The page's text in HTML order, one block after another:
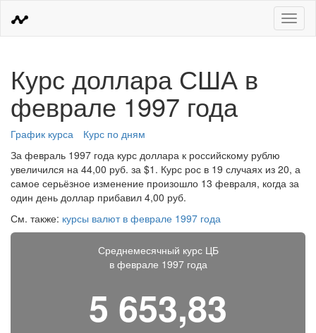
Меню
Курс доллара США в
феврале 1997 года
График курса
Курс по дням
За февраль 1997 года курс доллара к российскому рублю
увеличился на 44,00 руб. за $1. Курс рос в 19 случаях из 20, а
самое серьёзное изменение произошло 13 февраля, когда за
один день доллар прибавил 4,00 руб.
См. также: курсы валют в феврале 1997 года
Среднемесячный курс ЦБ
в феврале 1997 года
5 653,83